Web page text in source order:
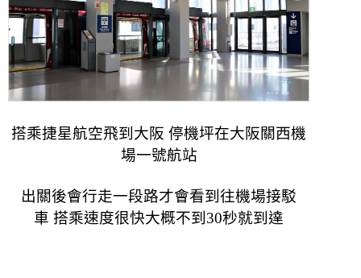
搭乘捷星航空飛到大阪 停機坪在大阪關西機
場一號航站
出關後會行走一段路才會看到往機場接駁
車 搭乘速度很快大概不到30秒就到達